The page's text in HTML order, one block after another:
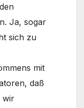
Ja, sogar
sich zu
mit
daß
wir